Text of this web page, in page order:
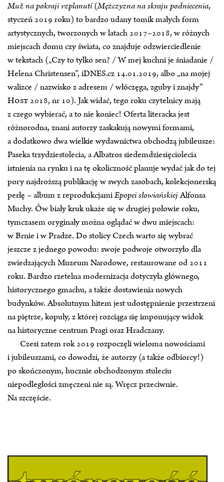
Muž na pokraji vzplanutí(Mężczyzna na skraju podniecenia,
styczeń 2019 roku) to bardzo udany tomik małych form
artystycznych, tworzonych w latach 2017–2018, w różnych
miejscach domu czy świata, co znajduje odzwierciedlenie
w tekstach („Czy to tylko sen? / W mej kuchni je śniadanie /
Helena Christensen”, iDNES.cz 14.01.2019, albo „na mojej
walizce / nazwisko z adresem / włóczęga, zguby i znajdy”
Host 2018, nr 10). Jak widać, tego roku czytelnicy mają
z czego wybierać, a to nie koniec! Oferta literacka jest
różnorodna, znani autorzy zaskakują nowymi formami,
a dodatkowo dwa wielkie wydawnictwa obchodzą jubileusze:
Paseka trzydziestolecia, a Albatros siedemdziesięciolecia
istnienia na rynku i na tę okoliczność planuje wydać jak do tej
pory najdroższą publikację w swych zasobach, kolekcjonerską
perłę – album z reprodukcjamiEpopei słowiańskiejAlfonsa
Muchy. Ów biały kruk ukaże się w drugiej połowie roku,
tymczasem oryginały można oglądać w dwu miejscach:
w Brnie i w Pradze. Do stolicy Czech warto się wybrać
jeszcze z jednego powodu: swoje podwoje otworzyło dla
zwiedzających Muzeum Narodowe, restaurowane od 2011
roku. Bardzo rzetelna modernizacja dotyczyła głównego,
historycznego gmachu, a także dostawienia nowych
budynków. Absolutnym hitem jest udostępnienie przestrzeni
na piętrze, kopuły, z której rozciąga się imponujący widok
na historyczne centrum Pragi oraz Hradczany.
Czesi zatem rok 2019 rozpoczęli wieloma nowościami
i jubileuszami, co dowodzi, że autorzy (a także odbiorcy!)
po skończonym, hucznie obchodzonym stuleciu
niepodległości zmęczeni nie są. Wręcz przeciwnie.
Na szczęście.